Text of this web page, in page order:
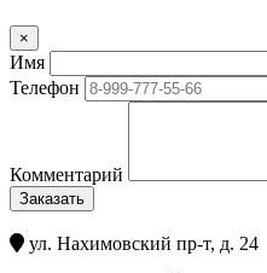
×
Имя
Телефон
Комментарий
Заказать
ул. Нахимовский пр-т, д. 24